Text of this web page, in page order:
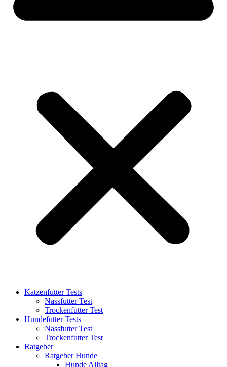
Katzenfutter Tests
Nassfutter Test
Trockenfutter Test
Hundefutter Tests
Nassfutter Test
Trockenfutter Test
Ratgeber
Ratgeber Hunde
Hunde Alltag